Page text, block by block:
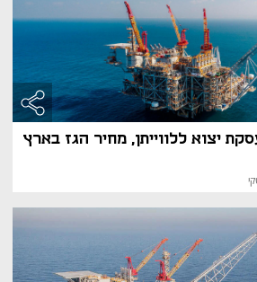
יצוא ללווייתן, מחיר הגז בארץ